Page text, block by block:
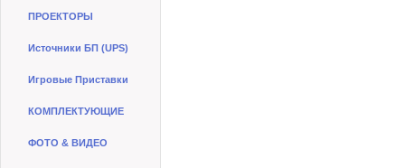
ПРОЕКТОРЫ
Источники БП (UPS)
Игровые Приставки
КОМПЛЕКТУЮЩИЕ
ФОТО & ВИДЕО